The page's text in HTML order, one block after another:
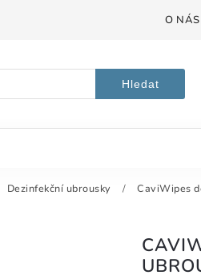
O NÁS
Hledat
Dezinfekční ubrousky / CaviWipes